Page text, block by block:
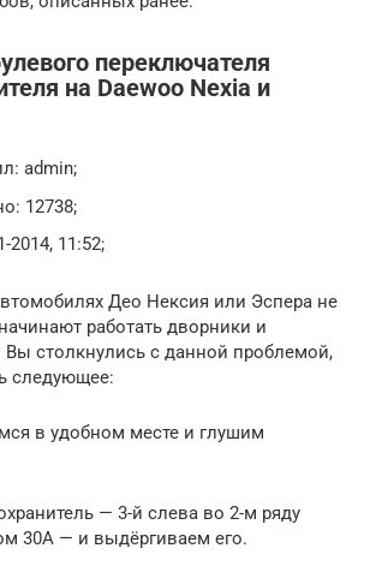
переключателя
на Daewoo Nexia и
admin;
12738;
2014, 11:52;
Део Нексия или Эспера не
работать дворники и
столкнулись с данной проблемой,
следующее:
в удобном месте и глушим
— 3-й слева во 2-м ряду
30А — и выдёргиваем его.